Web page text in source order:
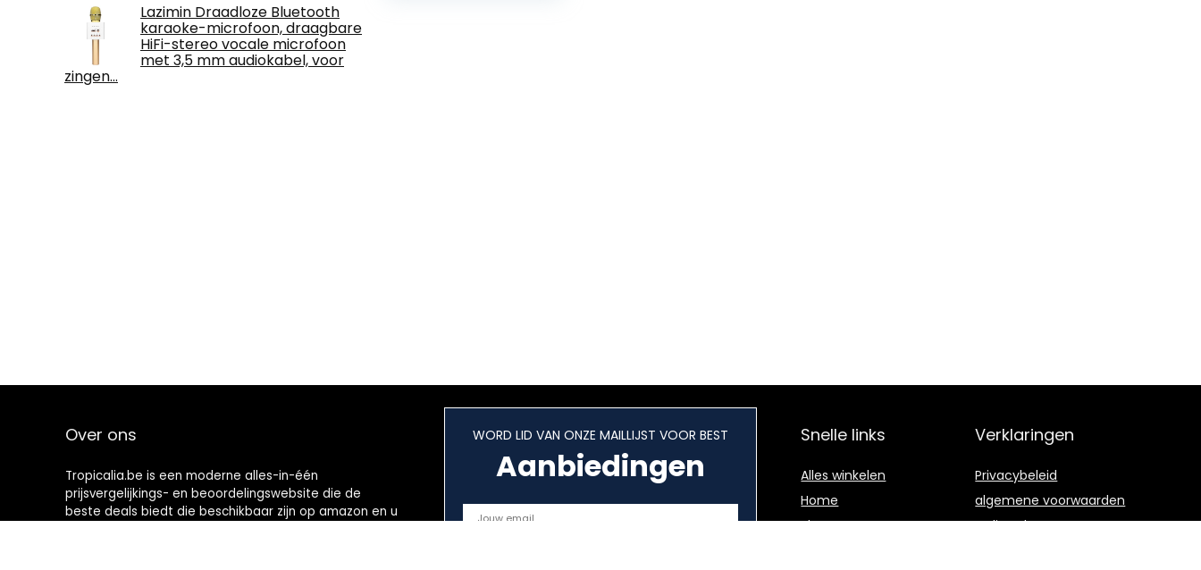
Lazimin Draadloze Bluetooth
karaoke-microfoon, draagbare
HiFi-stereo vocale microfoon
met 3,5 mm audiokabel, voor
zingen…
Over ons
Tropicalia.be is een moderne alles-in-één
prijsvergelijkings- en beoordelingswebsite die de
beste deals biedt die beschikbaar zijn op amazon en u
WORD LID VAN ONZE MAILLIJST VOOR BEST
Aanbiedingen
Snelle links
Alles winkelen
Home
Blogs
Verklaringen
Privacybeleid
algemene voorwaarden
Gelieerde